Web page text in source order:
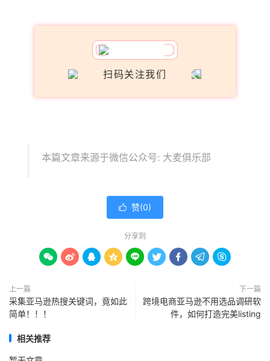
扫码关注我们
本篇文章来源于微信公众号: 大麦俱乐部
 赞(0)
分享到
        
上一篇
采集亚马逊热搜关键词，竟如此
简单！！！
下一篇
跨境电商亚马逊不用选品调研软
件，如何打造完美listing
相关推荐